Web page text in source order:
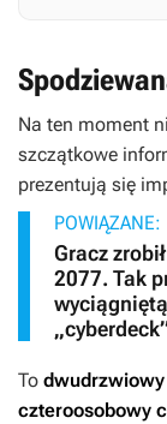
Na ten moment
szczątkowe
prezentują się
POWIĄZANE:
Gracz
2077. Tak
To dwudrzwiowy
czteroosobowy